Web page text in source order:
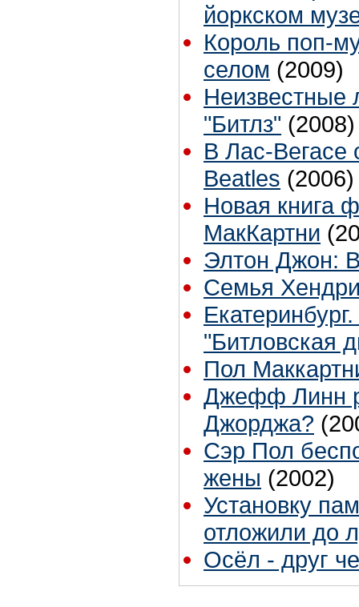
йоркском
Король поп-
селом (2009)
Неизвестные
"Битлз" (2008)
В Лас-Вегасе
Beatles (2006)
Новая книга
МакКартни
Элтон Джон:
Семья
"Битловская
Пол
Джефф Линн
Джорджа?
Сэр Пол
жены (2002)
Установку
отложили до
Осёл - друг